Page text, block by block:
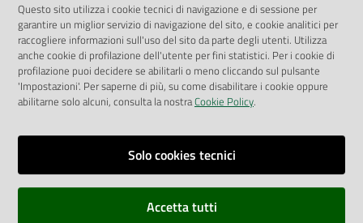
Privacy Policy
Attuazione Misure PNRR
Liste di Attesa
ENTI, IMPRESE E PARTNER
Fatturazione Elettronica
Richiesta Patrocinio
Questo sito utilizza i cookie tecnici di navigazione e di sessione per
garantire un miglior servizio di navigazione del sito, e cookie analitici per
raccogliere informazioni sull'uso del sito da parte degli utenti. Utilizza
anche cookie di profilazione dell'utente per fini statistici. Per i cookie di
profilazione puoi decidere se abilitarli o meno cliccando sul pulsante
'Impostazioni'. Per saperne di più, su come disabilitare i cookie oppure
abilitarne solo alcuni, consulta la nostraCookie Policy.
Solo cookies tecnici
Accetta tutti